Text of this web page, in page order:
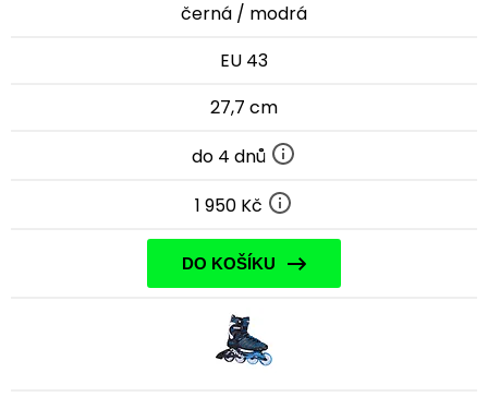
černá / modrá
EU 43
27,7 cm
do 4 dnů
1 950 Kč
DO KOŠÍKU